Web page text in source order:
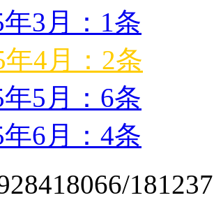
年3月：1条
年4月：2条
年5月：6条
年6月：4条